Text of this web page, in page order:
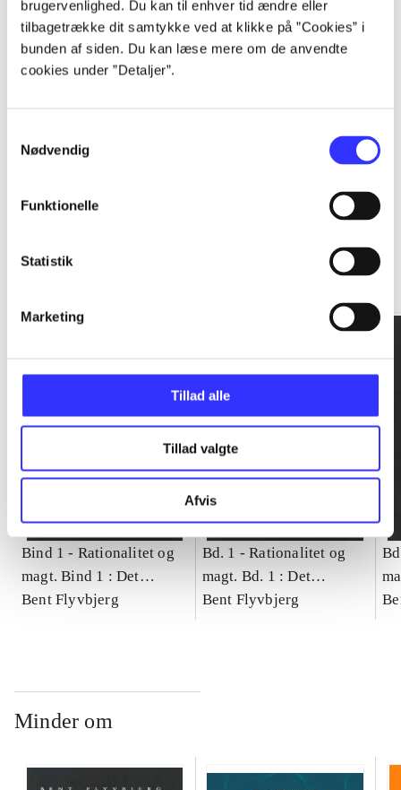
brugervenlighed. Du kan til enhver tid ændre eller
tilbagetrække dit samtykke ved at klikke på ”Cookies” i
bunden af siden. Du kan læse mere om de anvendte
cookies under ”Detaljer”.
Nødvendig
Funktionelle
Statistik
Marketing
Tillad alle
Tillad valgte
Afvis
...
Bind 1 - Rationalitet og
magt. Bind 1 : Det
konkretes videnskab
Bent Flyvbjerg
Bd. 1 -Rationalitet og
magt. Bd. 1 : Det
konkretes videnskab
Bent Flyvbjerg
Minder om